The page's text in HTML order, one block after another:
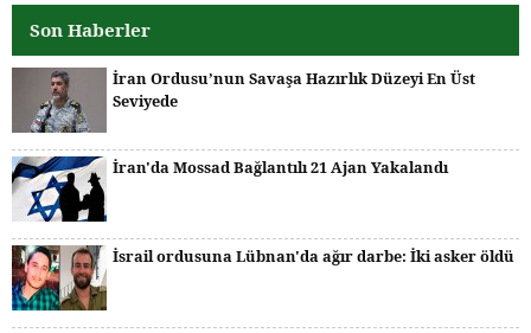
Son Haberler
İran Ordusu’nun Savaşa Hazırlık Düzeyi En Üst
Seviyede
İran'da Mossad Bağlantılı 21 Ajan Yakalandı
İsrail ordusuna Lübnan'da ağır darbe: İki asker öldü